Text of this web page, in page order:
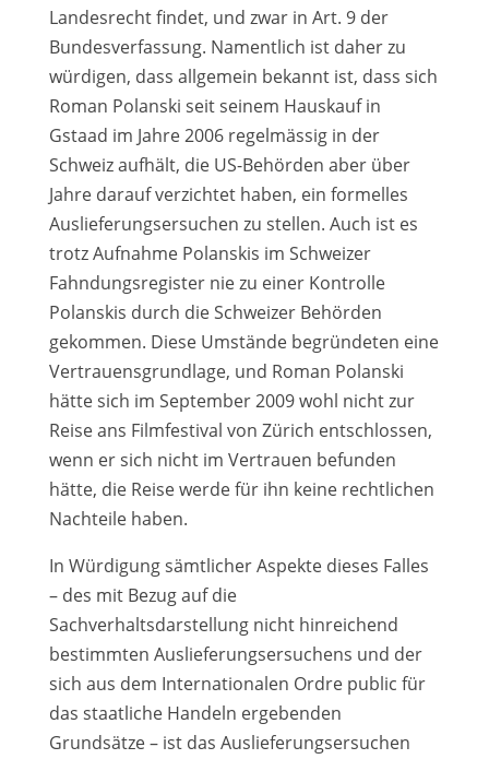
Landesrecht findet, und zwar in Art. 9 der
Bundesverfassung. Namentlich ist daher zu
würdigen, dass allgemein bekannt ist, dass sich
Roman Polanski seit seinem Hauskauf in
Gstaad im Jahre 2006 regelmässig in der
Schweiz aufhält, die US-Behörden aber über
Jahre darauf verzichtet haben, ein formelles
Auslieferungsersuchen zu stellen. Auch ist es
trotz Aufnahme Polanskis im Schweizer
Fahndungsregister nie zu einer Kontrolle
Polanskis durch die Schweizer Behörden
gekommen. Diese Umstände begründeten eine
Vertrauensgrundlage, und Roman Polanski
hätte sich im September 2009 wohl nicht zur
Reise ans Filmfestival von Zürich entschlossen,
wenn er sich nicht im Vertrauen befunden
hätte, die Reise werde für ihn keine rechtlichen
Nachteile haben.
In Würdigung sämtlicher Aspekte dieses Falles
– des mit Bezug auf die
Sachverhaltsdarstellung nicht hinreichend
bestimmten Auslieferungsersuchens und der
sich aus dem Internationalen Ordre public für
das staatliche Handeln ergebenden
Grundsätze – ist das Auslieferungsersuchen